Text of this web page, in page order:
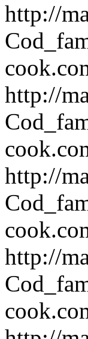
http://
http://
http://
http://